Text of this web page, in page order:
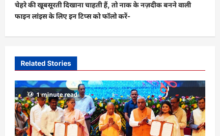
n
a
v
g
a
t
i
o
चेहरे की खूबसूरती दिखाना चाहती हैं, तो नाक के नज़दीक बनने वाली
फाइन लांइस के लिए इन टिप्स को फॉलो करें-
Related Stories
1 minute read